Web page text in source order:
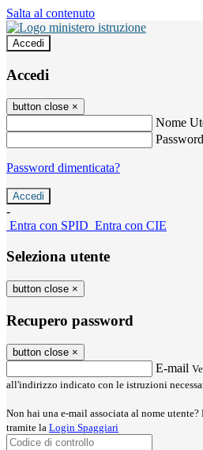
Salta al contenuto
Accedi
Accedi
button close ×
Nome
Password
Password dimenticata?
-
Entra con SPID Entra con CIE
Seleziona utente
button close ×
Recupero password
button close ×
E-mail
all'indirizzo indicato con le istruzioni
Non hai una e-mail associata al nome
tramite la Login Spaggiari